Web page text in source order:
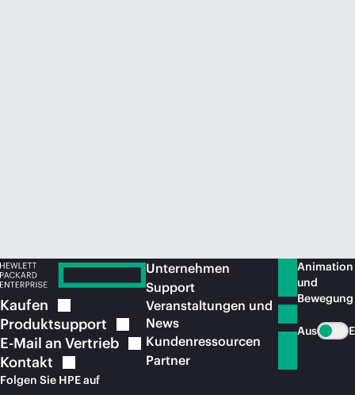
Kaufen
Produktsupport
E-Mail an Vertrieb
Kontakt
Folgen Sie HPE auf
Unternehmen
Support
Veranstaltungen und
News
Kundenressourcen
Partner
Animation
und
Bewegung
Aus